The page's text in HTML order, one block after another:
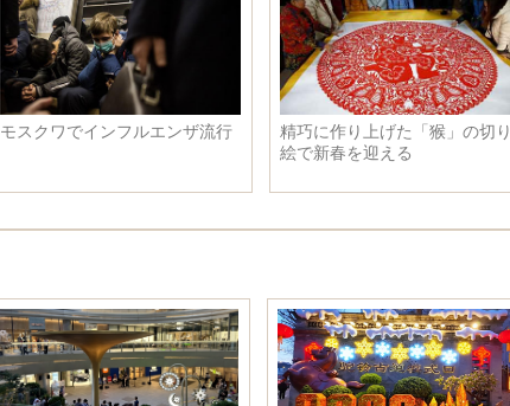
モスクワでインフルエンザ流行
精巧に作り上げた「猴」の切り
絵で新春を迎える